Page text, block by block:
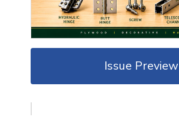
Issue Preview